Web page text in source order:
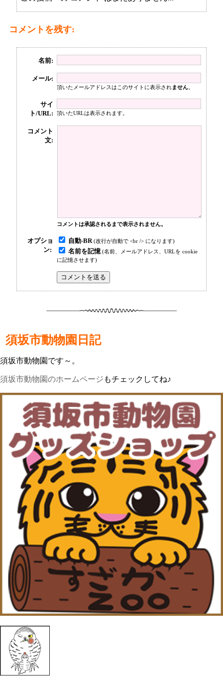
コメントを残す:
名前:
メール:
頂いたメールアドレスはこのサイトに表示されません。
サイ
ト/URL:
頂いたURLは表示されます。
コメント
文:
コメントは承認されるまで表示されません。
オプショ
ン:
自動-BR (改行が自動で <br /> になります)
名前を記憶 (名前、メールアドレス、URLを cookie
に記憶させます)
須坂市動物園日記
須坂市動物園です～。
須坂市動物園のホームページ もチェックしてね♪